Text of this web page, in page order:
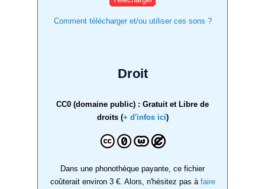
Comment télécharger et/ou utiliser ces sons ?
Droit
CC0 (domaine public) : Gratuit et Libre de
droits (+ d'infos ici)
Dans une phonothèque payante, ce fichier
coûterait environ 3 €. Alors, n'hésitez pas à faire